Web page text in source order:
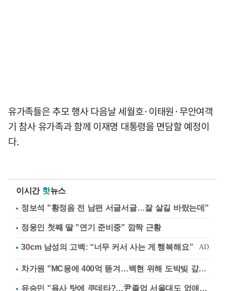
유가족들은 추모 행사 다음날 세월호·이태원·무안여객
기 참사 유가족과 함께 이재명 대통령을 면담할 예정이
다.
이시간 핫뉴스
정보석 "황정음 전 남편 서글서글…잘 살길 바랐는데"
정웅인 첫째 딸 "연기 준비중" 깜짝 근황
차가원 "MC몽에 400억 뜯겨…백현 위해 도박빚 갚아줘"
유승민 "육사 탓에 쿠데타?…尹졸업 서울대도 없애나"